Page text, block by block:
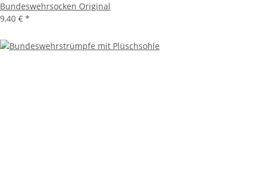
Bundeswehrsocken Original
9,40 € *